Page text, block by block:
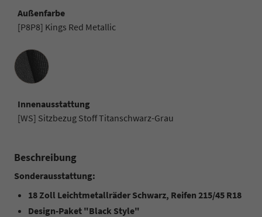
Außenfarbe
[P8P8] Kings Red Metallic
Innenausstattung
Innenausstattung
[WS] Sitzbezug Stoff Titanschwarz-Grau
Beschreibung
Sonderausstattung:
18 Zoll Leichtmetallräder Schwarz, Reifen 215/45 R18
Design-Paket "Black Style"